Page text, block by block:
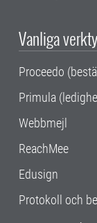
Vanliga
Proceedo
Primula
Webbmejl
ReachMee
Edusign
Protokoll och